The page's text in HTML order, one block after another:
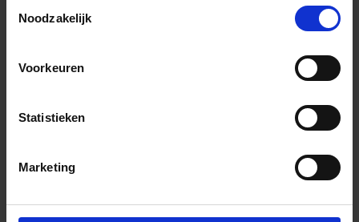
Noodzakelijk
Voorkeuren
Statistieken
Marketing
Algemene informatie
Foto’s ({{photos.length}})